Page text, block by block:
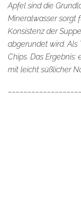
Apfel sind die
Mineralwasser sorgt
Konsistenz der
abgerundet wird. Als
Chips. Das
mit leicht süßlicher